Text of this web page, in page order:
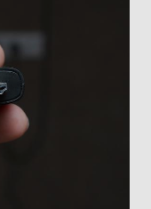
dell’antenna al
a muro. Poi,
alla corrente
accendere i due
dei
alla TV